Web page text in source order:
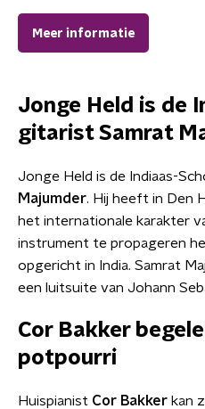
Meer informatie
Jonge Held is de
gitarist Samrat
Jonge Held is de Indiaas-
Majumder. Hij heeft in Den
het internationale karakter
instrument te propageren
opgericht in India. Samrat
een luitsuite van Johann
Cor Bakker
potpourri
Huispianist Cor Bakker kan